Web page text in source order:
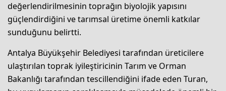
değerlendirilmesinin toprağın biyolojik yapısını
güçlendirdiğini ve tarımsal üretime önemli katkılar
sunduğunu belirtti.
Antalya Büyükşehir Belediyesi tarafından üreticilere
ulaştırılan toprak iyileştiricinin Tarım ve Orman
Bakanlığı tarafından tescillendiğini ifade eden Turan,